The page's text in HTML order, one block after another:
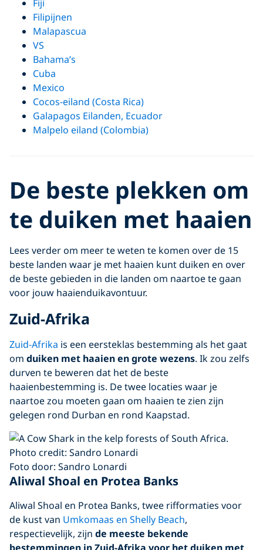
Fiji
Filipijnen
Malapascua
VS
Bahama’s
Cuba
Mexico
Cocos-eiland (Costa Rica)
Galapagos Eilanden, Ecuador
Malpelo eiland (Colombia)
De beste plekken om
te duiken met haaien
Lees verder om meer te weten te komen over de 15
beste landen waar je met haaien kunt duiken en over
de beste gebieden in die landen om naartoe te gaan
voor jouw haaienduikavontuur.
Zuid-Afrika
Zuid-Afrika is een eersteklas bestemming als het gaat
om duiken met haaien en grote wezens. Ik zou zelfs
durven te beweren dat het de beste
haaienbestemming is. De twee locaties waar je
naartoe zou moeten gaan om haaien te zien zijn
gelegen rond Durban en rond Kaapstad.
Foto door: Sandro Lonardi
Aliwal Shoal en Protea Banks
Aliwal Shoal en Protea Banks, twee rifformaties voor
de kust van Umkomaas en Shelly Beach,
respectievelijk, zijn de meeste bekende